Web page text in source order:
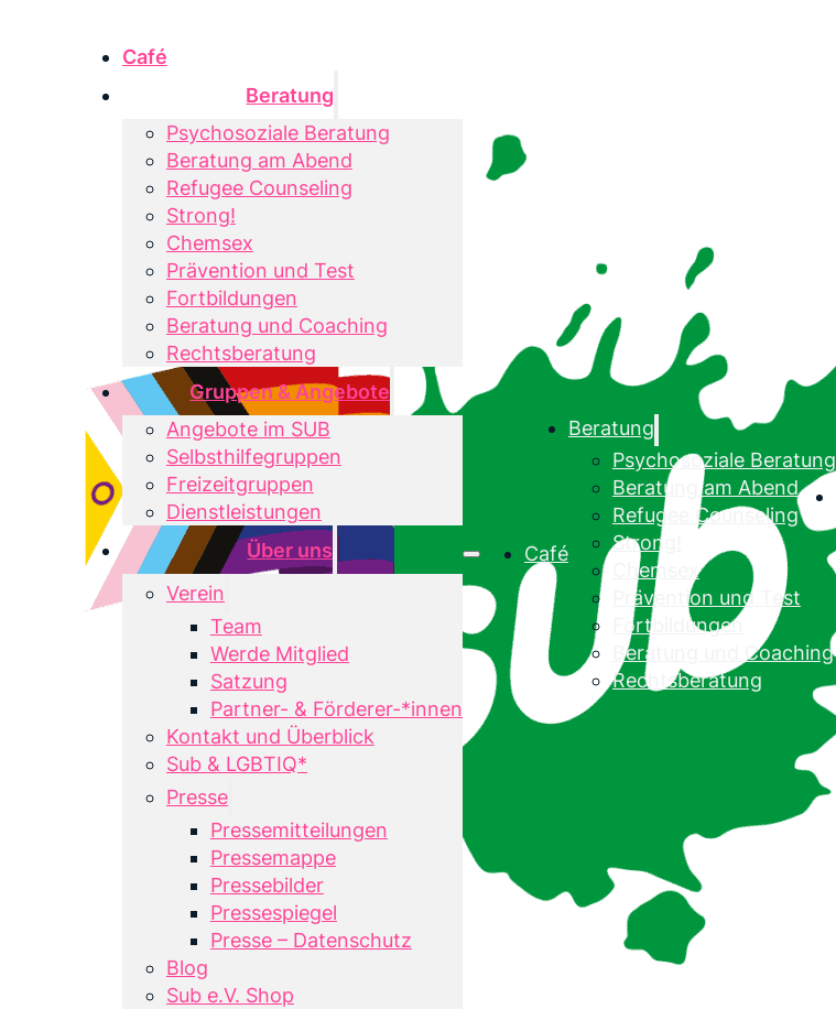
Café
Beratung
Psychosoziale Beratung
Beratung am Abend
Refugee Counseling
Strong!
Chemsex
Prävention und Test
Fortbildungen
Beratung und Coaching
Rechtsberatung
Gruppen & Angebote
Angebote im SUB
Selbsthilfegruppen
Freizeitgruppen
Dienstleistungen
Über uns
Verein
Team
Werde Mitglied
Satzung
Partner- & Förderer-*innen
Kontakt und Überblick
Sub & LGBTIQ*
Presse
Pressemitteilungen
Pressemappe
Pressebilder
Pressespiegel
Presse – Datenschutz
Blog
Sub e.V. Shop
Café
Beratung
Psychosoziale Beratung
Beratung am Abend
Refugee Counseling
Strong!
Chemsex
Prävention und Test
Fortbildungen
Beratung und Coaching
Rechtsberatung